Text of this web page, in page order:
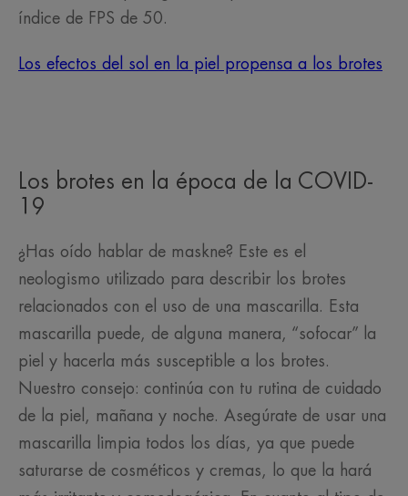
índice de FPS de 50.
Los efectos del sol en la piel propensa a los brotes
Los brotes en la época de la COVID-
19
¿Has oído hablar de maskne? Este es el
neologismo utilizado para describir los brotes
relacionados con el uso de una mascarilla. Esta
mascarilla puede, de alguna manera, “sofocar” la
piel y hacerla más susceptible a los brotes.
Nuestro consejo: continúa con tu rutina de cuidado
de la piel, mañana y noche. Asegúrate de usar una
mascarilla limpia todos los días, ya que puede
saturarse de cosméticos y cremas, lo que la hará